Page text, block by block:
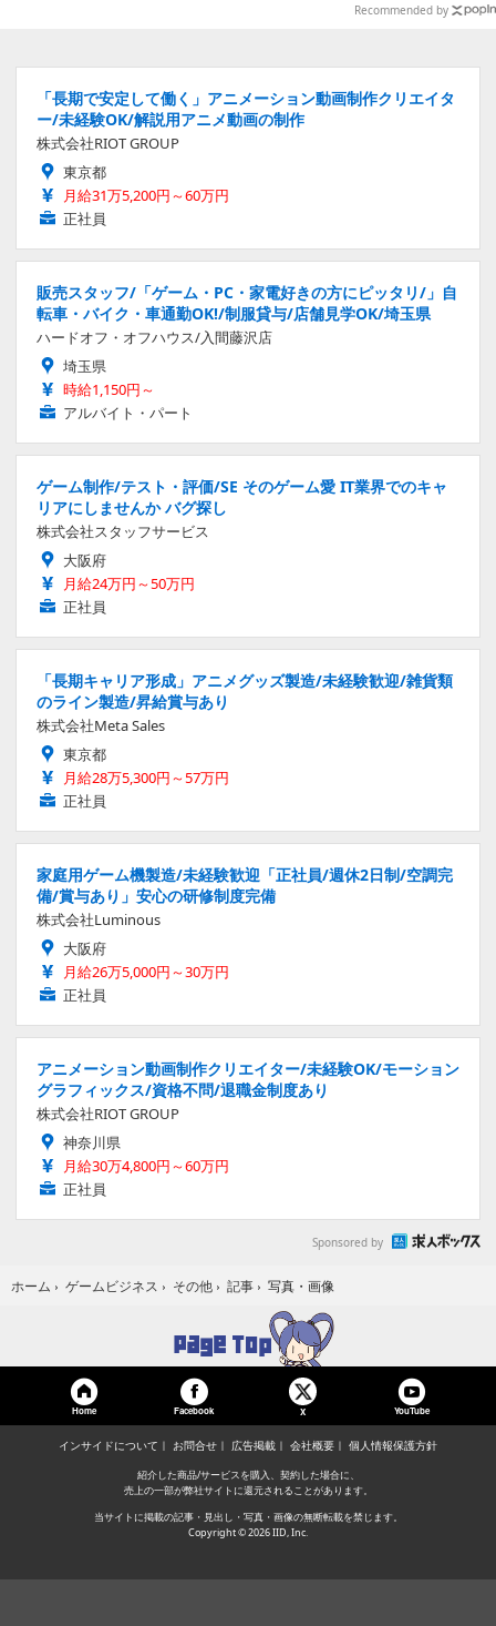
Recommended by
「長期で安定して働く」アニメーション動画制作クリエイタ
ー/未経験OK/解説用アニメ動画の制作
株式会社RIOT GROUP
東京都
月給31万5,200円～60万円
正社員
販売スタッフ/「ゲーム・PC・家電好きの方にピッタリ/」自
転車・バイク・車通勤OK!/制服貸与/店舗見学OK/埼玉県
ハードオフ・オフハウス/入間藤沢店
埼玉県
時給1,150円～
アルバイト・パート
ゲーム制作/テスト・評価/SE そのゲーム愛 IT業界でのキャ
リアにしませんか バグ探し
株式会社スタッフサービス
大阪府
月給24万円～50万円
正社員
「長期キャリア形成」アニメグッズ製造/未経験歓迎/雑貨類
のライン製造/昇給賞与あり
株式会社Meta Sales
東京都
月給28万5,300円～57万円
正社員
家庭用ゲーム機製造/未経験歓迎「正社員/週休2日制/空調完
備/賞与あり」安心の研修制度完備
株式会社Luminous
大阪府
月給26万5,000円～30万円
正社員
アニメーション動画制作クリエイター/未経験OK/モーション
グラフィックス/資格不問/退職金制度あり
株式会社RIOT GROUP
神奈川県
月給30万4,800円～60万円
正社員
Sponsored by
ホーム › ゲームビジネス › その他 › 記事 › 写真・画像
Home Facebook X YouTube
インサイドについて お問合せ 広告掲載 会社概要 個人情報保護方針
紹介した商品/サービスを購入、契約した場合に、
売上の一部が弊社サイトに還元されることがあります。
当サイトに掲載の記事・見出し・写真・画像の無断転載を禁じます。
Copyright © 2026 IID, Inc.